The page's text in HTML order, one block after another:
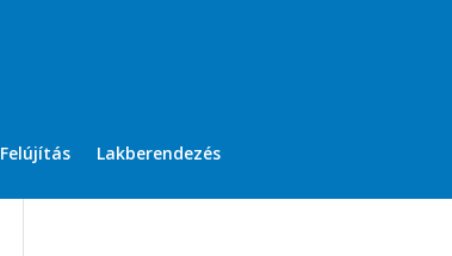
Felújítás Lakberendezés